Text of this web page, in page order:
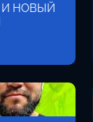
И НОВЫЙ